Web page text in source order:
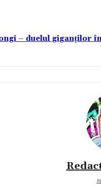
– duelul giganților